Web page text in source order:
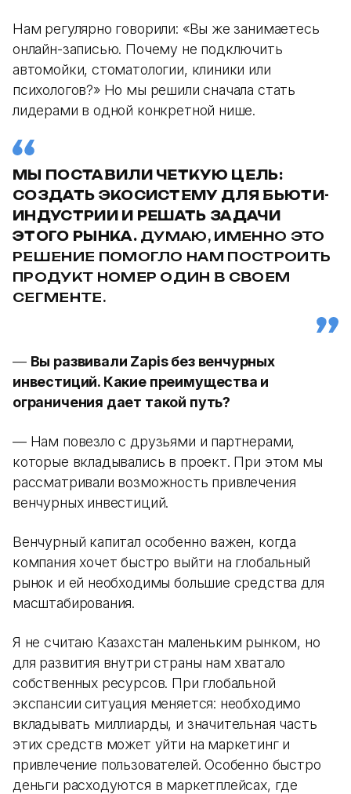
Нам регулярно говорили: «Вы же занимаетесь
онлайн-записью. Почему не подключить
автомойки, стоматологии, клиники или
психологов?» Но мы решили сначала стать
лидерами в одной конкретной нише.
МЫ ПОСТАВИЛИ ЧЕТКУЮ ЦЕЛЬ:
СОЗДАТЬ ЭКОСИСТЕМУ ДЛЯ БЬЮТИ-
ИНДУСТРИИ И РЕШАТЬ ЗАДАЧИ
ЭТОГО РЫНКА. ДУМАЮ, ИМЕННО ЭТО
РЕШЕНИЕ ПОМОГЛО НАМ ПОСТРОИТЬ
ПРОДУКТ НОМЕР ОДИН В СВОЕМ
СЕГМЕНТЕ.
— Вы развивали Zapis без венчурных
инвестиций. Какие преимущества и
ограничения дает такой путь?
— Нам повезло с друзьями и партнерами,
которые вкладывались в проект. При этом мы
рассматривали возможность привлечения
венчурных инвестиций.
Венчурный капитал особенно важен, когда
компания хочет быстро выйти на глобальный
рынок и ей необходимы большие средства для
масштабирования.
Я не считаю Казахстан маленьким рынком, но
для развития внутри страны нам хватало
собственных ресурсов. При глобальной
экспансии ситуация меняется: необходимо
вкладывать миллиарды, и значительная часть
этих средств может уйти на маркетинг и
привлечение пользователей. Особенно быстро
деньги расходуются в маркетплейсах, где